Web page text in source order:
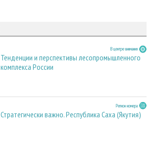
В центре внимания
Тенденции и перспективы лесопромышленного
комплекса России
Регион номера
Стратегически важно. Республика Саха (Якутия)